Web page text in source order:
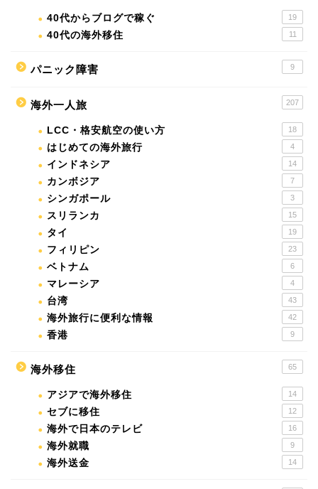
40代からブログで稼ぐ 19
40代の海外移住 11
パニック障害 9
海外一人旅 207
LCC・格安航空の使い方 18
はじめての海外旅行 4
インドネシア 14
カンボジア 7
シンガポール 3
スリランカ 15
タイ 19
フィリピン 23
ベトナム 6
マレーシア 4
台湾 43
海外旅行に便利な情報 42
香港 9
海外移住 65
アジアで海外移住 14
セブに移住 12
海外で日本のテレビ 16
海外就職 9
海外送金 14